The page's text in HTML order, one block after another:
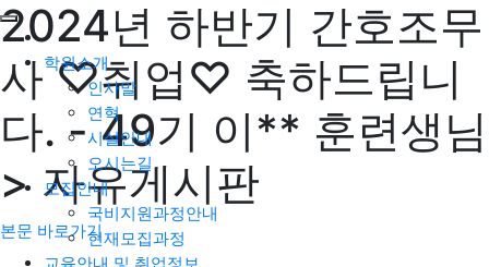
2024년 하반기 간호조무
사 ♡취업♡ 축하드립니
다. - 49기 이** 훈련생님
> 자유게시판
본문 바로가기
학원소개
인사말
연혁
시설안내
오시는길
모집안내
국비지원과정안내
현재모집과정